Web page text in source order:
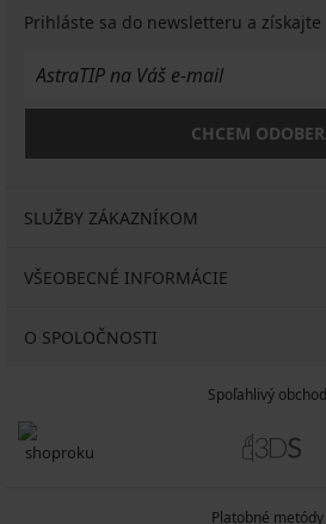
€Prihláste sa do newsletteru a získajte
CHCEM
SLUŽBY ZÁKAZNÍKOM
VŠEOBECNÉ INFORMÁCIE
O SPOLOČNOSTI
Spoľahlivý obchod
Platobné metódy